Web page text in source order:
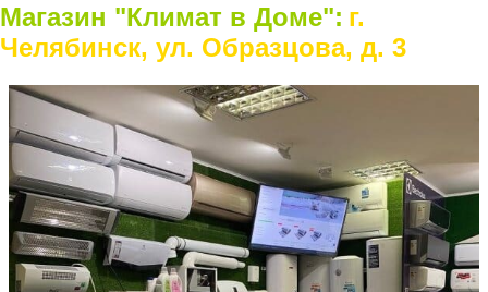
Магазин "Климат в Доме": г.
Челябинск, ул. Образцова, д. 3